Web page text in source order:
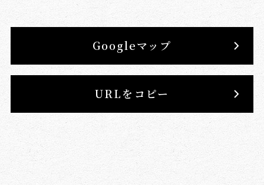
Googleマップ
URLをコピー